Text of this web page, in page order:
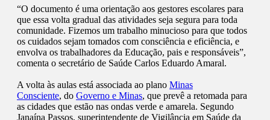
“O documento é uma orientação aos gestores escolares para
que essa volta gradual das atividades seja segura para toda
comunidade. Fizemos um trabalho minucioso para que todos
os cuidados sejam tomados com consciência e eficiência, e
envolva os trabalhadores da Educação, pais e responsáveis”,
comenta o secretário de Saúde Carlos Eduardo Amaral.
A volta às aulas está associada ao plano Minas
Consciente, do Governo e Minas, que prevê a retomada para
as cidades que estão nas ondas verde e amarela. Segundo
Janaína Passos, superintendente de Vigilância em Saúde da